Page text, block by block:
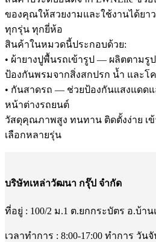
ของคุณให้สวยงามและใช้งานได้ยา
ทุกรุ่น ทุกยี่ห้อ
สินค้าในหมวดนี้ประกอบด้วย:
• ผ้ายางปูพื้นรถเข้ารูป — ผลิตตามรู
ป้องกันพรมจากสิ่งสกปรก น้ำ และโ
• กันสาดรถ — ช่วยป้องกันแสงแดด
หน้าต่างรถยนต์
วัสดุคุณภาพสูง ทนทาน ติดตั้งง่าย เ
เลือกหลายรุ่น
บริษัทเหล่าวัฒนา กรุ๊ป จำกัด
ที่อยู่ : 100/2 ม.1 ต.ยกกระบัตร อ.บ้า
เวลาทำการ : 8:00-17:00 ทำการ วั